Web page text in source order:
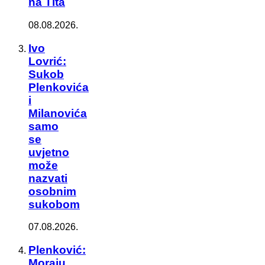
08.08.2026.
Ivo
Lovrić:
Sukob
Plenkovića
i
Milanovića
samo
se
uvjetno
može
nazvati
osobnim
sukobom
07.08.2026.
Plenković: